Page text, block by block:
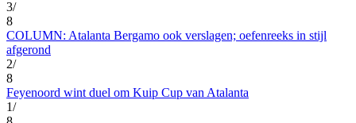
3/
8
COLUMN: Atalanta Bergamo ook verslagen; oefenreeks in stijl
afgerond
2/
8
Feyenoord wint duel om Kuip Cup van Atalanta
1/